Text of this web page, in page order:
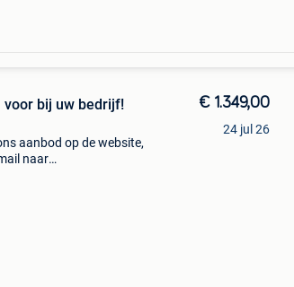
bij uw bedrijf!
aanbod op de website,
naar
€ 1.349,00
24 jul 26